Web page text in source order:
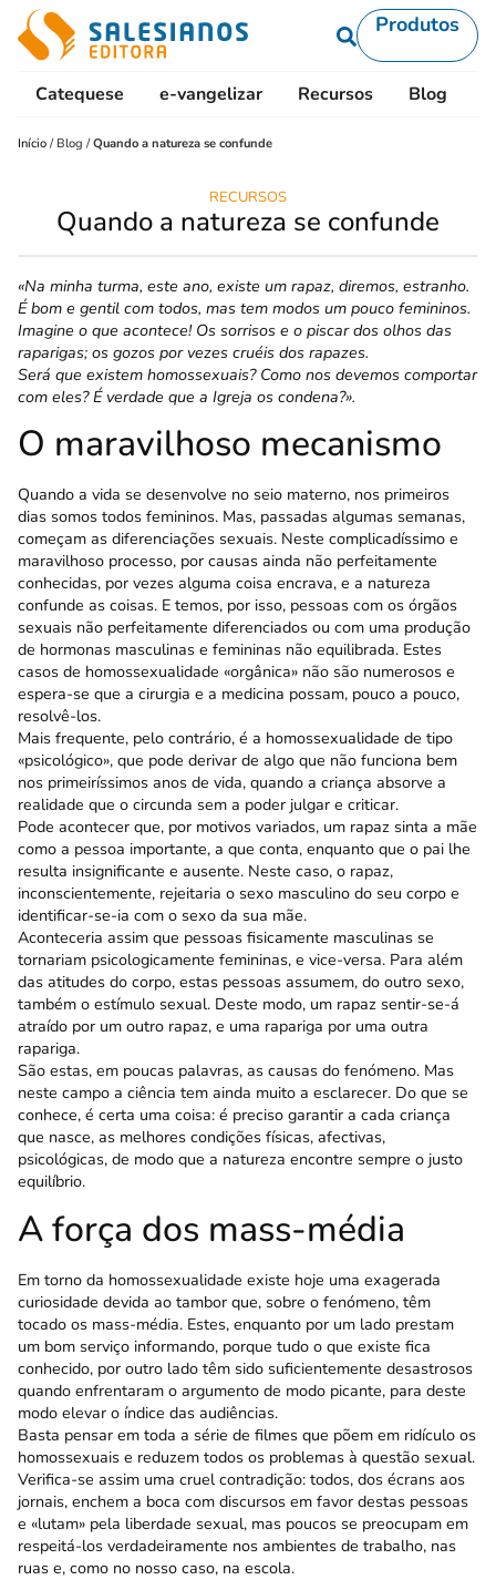
Produtos
Catequese e-vangelizar Recursos Blog
Início / Blog /Quando a natureza se confunde
RECURSOS
Quando a natureza se confunde
«Na minha turma, este ano, existe um rapaz, diremos, estranho.
É bom e gentil com todos, mas tem modos um pouco femininos.
Imagine o que acontece! Os sorrisos e o piscar dos olhos das
raparigas; os gozos por vezes cruéis dos rapazes.
Será que existem homossexuais? Como nos devemos comportar
com eles? É verdade que a Igreja os condena?».
O maravilhoso mecanismo
Quando a vida se desenvolve no seio materno, nos primeiros
dias somos todos femininos. Mas, passadas algumas semanas,
começam as diferen­ciações sexuais. Neste complicadíssimo e
mara­vilhoso processo, por causas ainda não perfeitamente
conhecidas, por vezes alguma coisa encrava, e a natureza
confunde as coisas. E temos, por isso, pessoas com os órgãos
sexuais não perfeitamente diferenciados ou com uma produção
de hormonas masculinas e femininas não equilibrada. Estes
casos de homossexualidade «orgânica» não são nume­rosos e
espera-se que a cirurgia e a medicina possam, pouco a pouco,
resolvê-los.
Mais frequente, pelo contrário, é a homosse­xualidade de tipo
«psicológico», que pode derivar de algo que não funciona bem
nos primeiríssimos anos de vida, quando a criança absorve a
realidade que o circunda sem a poder julgar e criticar.
Pode acontecer que, por motivos variados, um rapaz sinta a mãe
como a pessoa importante, a que conta, enquanto que o pai lhe
resulta insignificante e ausente. Neste caso, o rapaz,
inconscientemente, rejeitaria o sexo masculino do seu corpo e
identi­ficar-se-ia com o sexo da sua mãe.
Aconteceria assim que pessoas fisicamente masculinas se
tornariam psicologicamente femininas, e vice-versa. Para além
das atitudes do corpo, estas pessoas assumem, do outro sexo,
também o estímulo sexual. Deste modo, um rapaz sentir-se-á
atraído por um outro rapaz, e uma rapariga por uma outra
rapariga.
São estas, em poucas palavras, as causas do fenómeno. Mas
neste campo a ciência tem ainda muito a esclarecer. Do que se
conhece, é certa uma coisa: é preciso garantir a cada criança
que nasce, as melhores condições físicas, afectivas,
psicológicas, de modo que a natureza encontre sempre o justo
equilíbrio.
A força dos mass-média
Em torno da homossexualidade existe hoje uma exagerada
curiosidade devida ao tambor que, sobre o fenómeno, têm
tocado os mass-média. Estes, enquanto por um lado prestam
um bom serviço informando, porque tudo o que existe fica
conhecido, por outro lado têm sido suficientemente desastrosos
quando enfrentaram o argumento de modo picante, para deste
modo elevar o índice das audiências.
Basta pensar em toda a série de filmes que põem em ridículo os
homossexuais e reduzem todos os problemas à questão sexual.
Verifica-se assim uma cruel contradição: todos, dos écrans aos
jornais, enchem a boca com discursos em favor destas pessoas
e «lutam» pela liberdade sexual, mas poucos se preocupam em
respeitá-los verdadeiramente nos ambientes de trabalho, nas
ruas e, como no nosso caso, na escola.